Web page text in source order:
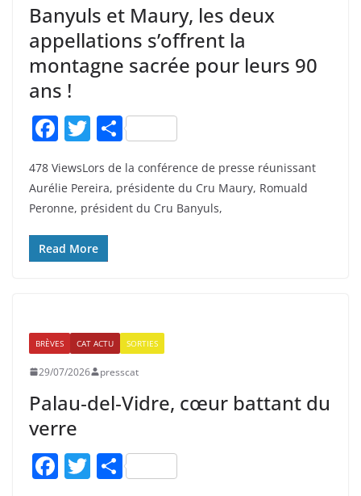
Banyuls et Maury, les deux
appellations s’offrent la
montagne sacrée pour leurs 90
ans !
F
c
e
b
o
T
itt
er
P
ta
g
478 ViewsLors de la conférence de presse réunissant
Aurélie Pereira, présidente du Cru Maury, Romuald
Peronne, président du Cru Banyuls,
Read More
BRÈVES CAT ACTU SORTIES
29/07/2026 presscat
Palau‑del‑Vidre, cœur battant du
verre
F T P